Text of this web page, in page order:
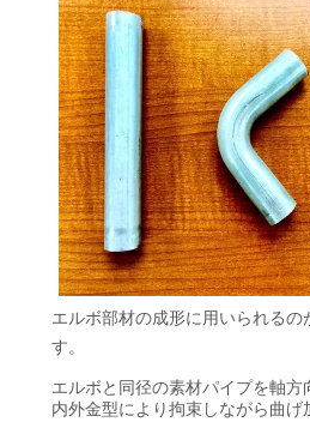
エルボ部材の成形に用いられるの
す。
エルボと同径の素材パイプを軸方
内外金型により拘束しながら曲げ